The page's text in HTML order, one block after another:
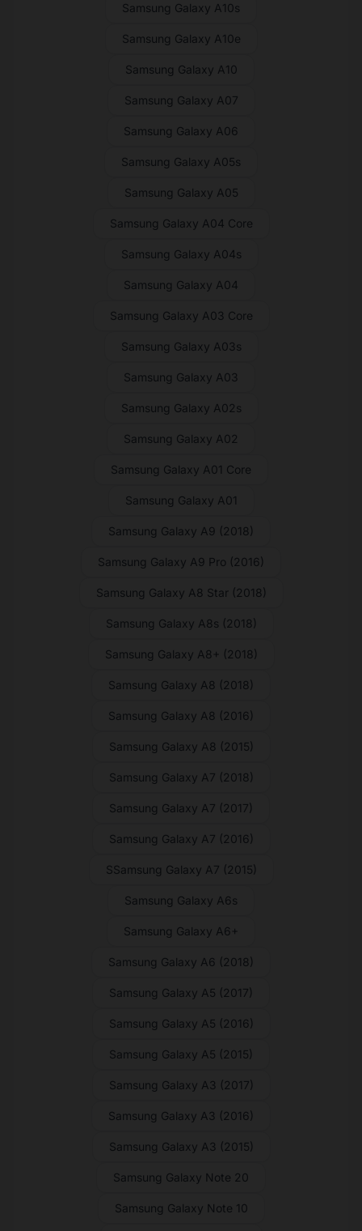
Samsung Galaxy A10s
Samsung Galaxy A10e
Samsung Galaxy A10
Samsung Galaxy A07
Samsung Galaxy A06
Samsung Galaxy A05s
Samsung Galaxy A05
Samsung Galaxy A04 Core
Samsung Galaxy A04s
Samsung Galaxy A04
Samsung Galaxy A03 Core
Samsung Galaxy A03s
Samsung Galaxy A03
Samsung Galaxy A02s
Samsung Galaxy A02
Samsung Galaxy A01 Core
Samsung Galaxy A01
Samsung Galaxy A9 (2018)
Samsung Galaxy A9 Pro (2016)
Samsung Galaxy A8 Star (2018)
Samsung Galaxy A8s (2018)
Samsung Galaxy A8+ (2018)
Samsung Galaxy A8 (2018)
Samsung Galaxy A8 (2016)
Samsung Galaxy A8 (2015)
Samsung Galaxy A7 (2018)
Samsung Galaxy A7 (2017)
Samsung Galaxy A7 (2016)
SSamsung Galaxy A7 (2015)
Samsung Galaxy A6s
Samsung Galaxy A6+
Samsung Galaxy A6 (2018)
Samsung Galaxy A5 (2017)
Samsung Galaxy A5 (2016)
Samsung Galaxy A5 (2015)
Samsung Galaxy A3 (2017)
Samsung Galaxy A3 (2016)
Samsung Galaxy A3 (2015)
Samsung Galaxy Note 20
Samsung Galaxy Note 10